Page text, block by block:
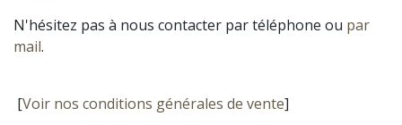
N'hésitez pas à nous contacter par téléphone ou par
mail.
[Voir nos conditions générales de vente]